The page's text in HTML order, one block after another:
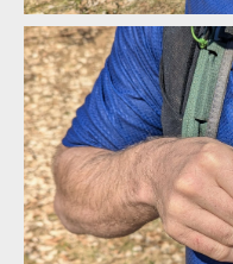
Osprey Escapist Velocity 6
Osprey Escapist Velocity 6
Osprey Escapist Velocity 6